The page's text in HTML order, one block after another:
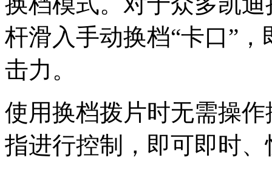
杆滑入手动换档“卡口”
击力。
使用换档拨片时无需操
指进行控制，即可即时